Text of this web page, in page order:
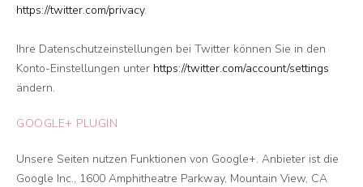
https://twitter.com/privacy.
Ihre Datenschutzeinstellungen bei Twitter können Sie in den
Konto-Einstellungen unter https://twitter.com/account/settings
ändern.
GOOGLE+ PLUGIN
Unsere Seiten nutzen Funktionen von Google+. Anbieter ist die
Google Inc., 1600 Amphitheatre Parkway, Mountain View, CA